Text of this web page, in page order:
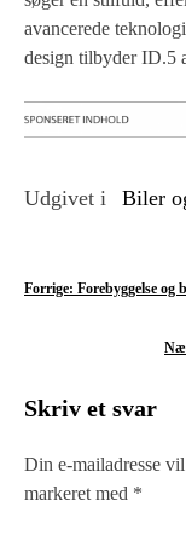
avancerede
design tilbyder ID.5
Udgivet i Biler
I
l
æ
g
Forrige: Forebyggelse og
Skriv et svar
Din e-mailadresse
markeret med *